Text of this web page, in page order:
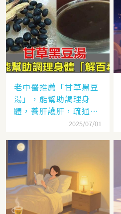
老中醫推薦「甘草黑豆
湯」，能幫助調理身
體，養肝護肝，疏通血
管，控三高，做法很簡
2025/07/01